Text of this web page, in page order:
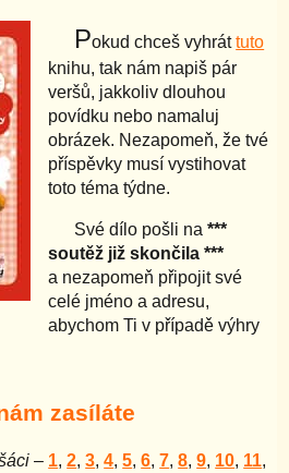
Pokud chceš vyhráttuto
knihu, tak nám napiš pár
veršů, jakkoliv dlouhou
povídku nebo namaluj
obrázek. Nezapomeň, že tvé
příspěvky musí vystihovat
toto téma týdne.
Své dílo pošli na***
soutěž již skončila ***
a nezapomeň připojit své
celé jméno a adresu,
abychom Ti v případě výhry
zasíláte
– 1,2,3,4,5,6,7,8,9, 10, 11,